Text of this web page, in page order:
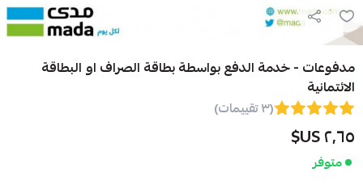
مدفوعات - خدمة الدفع بواسطة بطاقة الصراف او البطاقة
الائتمانية
(٣ تقييمات)
٢٫٦٥ US$
متوفر